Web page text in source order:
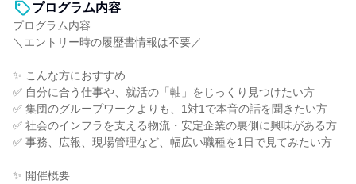
プログラム内容
プログラム内容
＼エントリー時の履歴書情報は不要／
✨ こんな方におすすめ
✅ 自分に合う仕事や、就活の「軸」をじっくり見つけたい方
✅ 集団のグループワークよりも、1対1で本音の話を聞きたい方
✅ 社会のインフラを支える物流・安定企業の裏側に興味がある方
✅ 事務、広報、現場管理など、幅広い職種を1日で見てみたい方
✨ 開催概要